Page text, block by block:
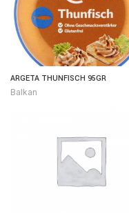
ARGETA THUNFISCH 95GR
Balkan